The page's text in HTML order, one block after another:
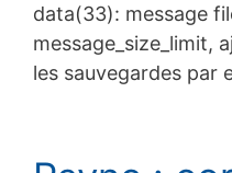
data(33): message
message_size_limit,
les sauvegardes par